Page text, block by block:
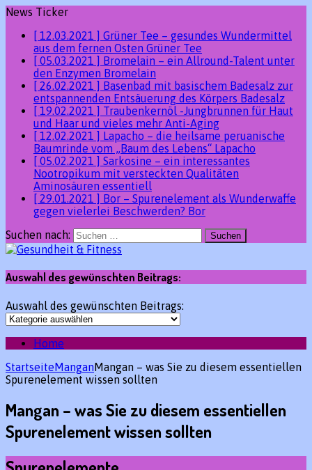
News Ticker
[ 12.03.2021 ] Grüner Tee – gesundes Wundermittel
aus dem fernen Osten Grüner Tee
[ 05.03.2021 ] Bromelain – ein Allround-Talent unter
den Enzymen Bromelain
[ 26.02.2021 ] Basenbad mit basischem Badesalz zur
entspannenden Entsäuerung des Körpers Badesalz
[ 19.02.2021 ] Traubenkernöl -Jungbrunnen für Haut
und Haar und vieles mehr Anti-Aging
[ 12.02.2021 ] Lapacho – die heilsame peruanische
Baumrinde vom „Baum des Lebens“ Lapacho
[ 05.02.2021 ] Sarkosine – ein interessantes
Nootropikum mit versteckten Qualitäten
Aminosäuren essentiell
[ 29.01.2021 ] Bor – Spurenelement als Wunderwaffe
gegen vielerlei Beschwerden? Bor
Suchen nach:
Auswahl des gewünschten Beitrags:
Auswahl des gewünschten Beitrags:
Home
StartseiteManganMangan – was Sie zu diesem essentiellen
Spurenelement wissen sollten
Mangan – was Sie zu diesem essentiellen
Spurenelement wissen sollten